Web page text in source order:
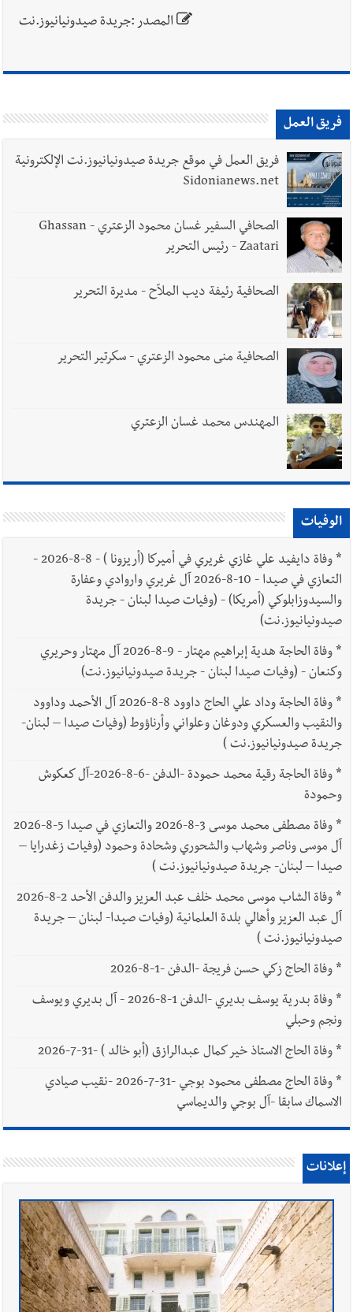
المصدر :جريدة صيدونيانيوز.نت
فريق العمل
فريق العمل في موقع جريدة صيدونيانيوز.نت الإلكترونية
Sidonianews.net
الصحافي السفير غسان محمود الزعتري - Ghassan
Zaatari - رئيس التحرير
الصحافية رئيفة ديب الملاّح - مديرة التحرير
الصحافية منى محمود الزعتري - سكرتير التحرير
المهندس محمد غسان الزعتري
الوفيات
*
وفاة دايفيد علي غازي غريري في أميركا (أريزونا ) - 8-8-2026 -
التعازي في صيدا - 10-8-2026 آل غريري واروادي وعفارة
والسيدوزابلوكي (أمريكا) - (وفيات صيدا لبنان - جريدة
صيدونيانيوز.نت)
*
وفاة الحاجة هدية إبراهيم مهتار - 9-8-2026 آل مهتار وحريري
وكنعان - (وفيات صيدا لبنان - جريدة صيدونيانيوز.نت)
*
وفاة الحاجة وداد علي الحاج داوود 8-8-2026 آل الأحمد وداوود
والنقيب والعسكري ودوغان وعلواني وأرناؤوط (وفيات صيدا – لبنان-
جريدة صيدونيانيوز.نت )
*
وفاة الحاجة رقية محمد حمودة -الدفن -6-8-2026-آل كعكوش
وحمودة
*
وفاة مصطفى محمد موسى 3-8-2026 والتعازي في صيدا 5-8-2026
آل موسى وناصر وشهاب والشحوري وشحادة وحمود (وفيات زغدرايا –
صيدا – لبنان- جريدة صيدونيانيوز.نت )
*
وفاة الشاب موسى محمد خلف عبد العزيز والدفن الأحد 2-8-2026
آل عبد العزيز وأهالي بلدة العلمانية (وفيات صيدا- لبنان – جريدة
صيدونيانيوز.نت )
*وفاة الحاج زكي حسن فريجة -الدفن -1-8-2026
*
وفاة بدرية يوسف بديري -الدفن 1-8-2026 - آل بديري ويوسف
ونجم وحبلي
*وفاة الحاج الاستاذ خير كمال عبدالرازق (أبو خالد ) -31-7-2026
*
وفاة الحاج مصطفى محمود بوجي -31-7-2026 -نقيب صيادي
الاسماك سابقا -آل بوجي والديماسي
إعلانات